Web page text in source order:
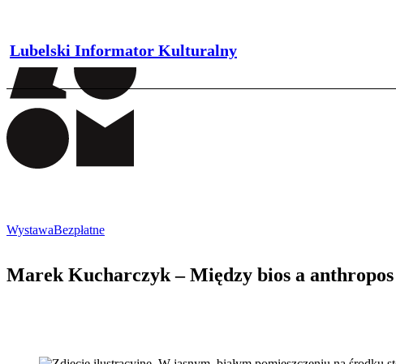
Lubelski Informator Kulturalny
WystawaBezpłatne
Marek Kucharczyk – Między bios a anthropos